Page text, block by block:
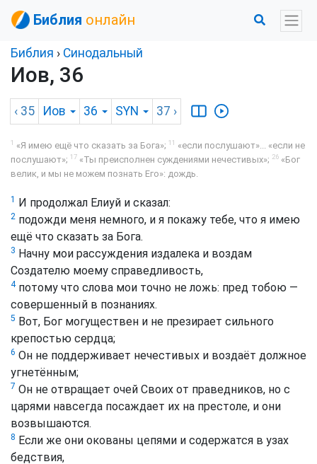
Библия онлайн
Библия › Синодальный
Иов, 36
‹ 35 Иов 36 SYN 37 ›
1 «Я имею ещё что сказать за Бога»; 11 «если послушают»... «если не
послушают»; 17 «Ты преисполнен суждениями нечестивых»; 26 «Бог
велик, и мы не можем познать Его»: дождь.
1 И продолжал Елиуй и сказал:
2 подожди меня немного, и я покажу тебе, что я имею
ещё что сказать за Бога.
3 Начну мои рассуждения издалека и воздам
Создателю моему справедливость,
4потому что слова мои точно не ложь: пред тобою —
совершенный в познаниях.
5 Вот, Бог могуществен и не презирает сильного
крепостью сердца;
6 Он не поддерживает нечестивых и воздаёт должное
угнетённым;
7 Он не отвращает очей Своих от праведников, но с
царями навсегда посаждает их на престоле, и они
возвышаются.
8 Если же они окованы цепями и содержатся в узах
бедствия,